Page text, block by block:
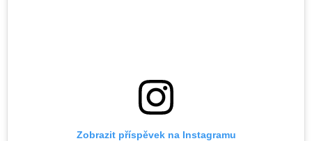
Zobrazit příspěvek na Instagramu